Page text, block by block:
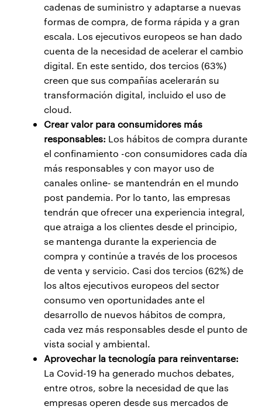
cadenas de suministro y adaptarse a nuevas
formas de compra, de forma rápida y a gran
escala. Los ejecutivos europeos se han dado
cuenta de la necesidad de acelerar el cambio
digital. En este sentido, dos tercios (63%)
creen que sus compañías acelerarán su
transformación digital, incluido el uso de
cloud.
Crear valor para consumidores más
responsables: Los hábitos de compra durante
el confinamiento -con consumidores cada día
más responsables y con mayor uso de
canales online- se mantendrán en el mundo
post pandemia. Por lo tanto, las empresas
tendrán que ofrecer una experiencia integral,
que atraiga a los clientes desde el principio,
se mantenga durante la experiencia de
compra y continúe a través de los procesos
de venta y servicio. Casi dos tercios (62%) de
los altos ejecutivos europeos del sector
consumo ven oportunidades ante el
desarrollo de nuevos hábitos de compra,
cada vez más responsables desde el punto de
vista social y ambiental.
Aprovechar la tecnología para reinventarse:
La Covid-19 ha generado muchos debates,
entre otros, sobre la necesidad de que las
empresas operen desde sus mercados de